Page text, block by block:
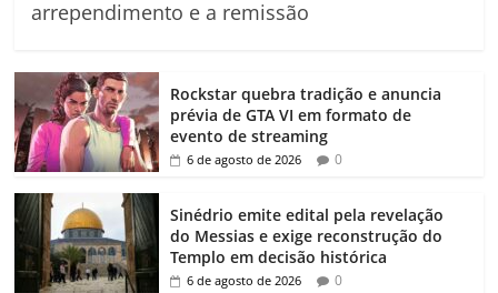
arrependimento e a remissão
Rockstar quebra tradição e anuncia
prévia de GTA VI em formato de
evento de streaming
6 de agosto de 2026 0
Sinédrio emite edital pela revelação
do Messias e exige reconstrução do
Templo em decisão histórica
6 de agosto de 2026 0